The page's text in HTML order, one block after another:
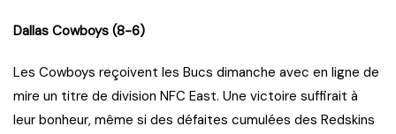
Dallas Cowboys (8-6)
Les Cowboys reçoivent les Bucs dimanche avec en ligne de
mire un titre de division NFC East. Une victoire suffirait à
leur bonheur, même si des défaites cumulées des Redskins